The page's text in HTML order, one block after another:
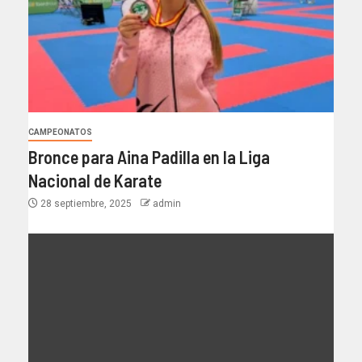
CAMPEONATOS
Bronce para Aina Padilla en la Liga
Nacional de Karate
28 septiembre, 2025 admin